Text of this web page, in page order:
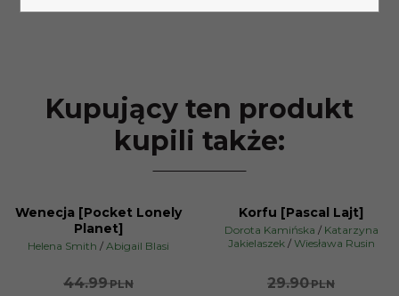
Kupujący ten produkt
kupili także:
Wenecja [Pocket Lonely
Planet]
Helena Smith / Abigail Blasi
44.99PLN
Korfu [Pascal Lajt]
Dorota Kamińska / Katarzyna
Jakielaszek / Wiesława Rusin
29.90PLN